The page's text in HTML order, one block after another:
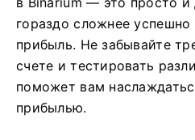
гораздо сложнее успешно
прибыль. Не забывайте
счете и тестировать
поможет вам
прибылью.